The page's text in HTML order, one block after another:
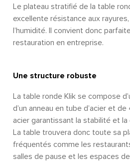
Le plateau stratifié de la table
excellente résistance aux
l’humidité. Il convient donc
restauration en entreprise.
Une structure robuste
La table ronde Klik se compose
d’un anneau en tube d’acier et
acier garantissant la stabilité et
La table trouvera donc toute sa
fréquentés comme les
salles de pause et les espaces